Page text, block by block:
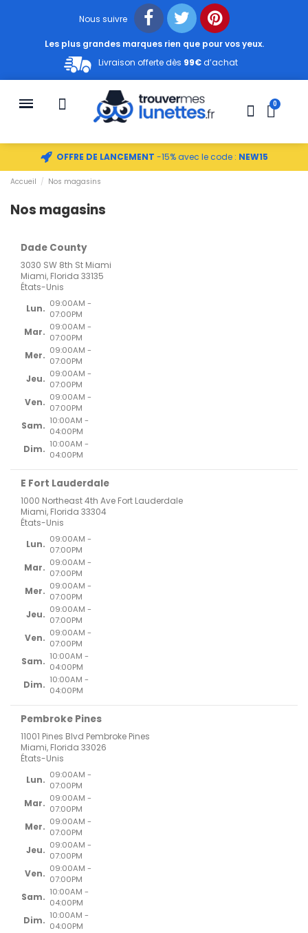
Nous suivre
Les plus grandes marques rien que pour vos yeux.
Livraison offerte dès 99€d’achat
OFFRE DE LANCEMENT -15% avec le code : NEW15
Accueil Nos magasins
Nos magasins
Dade County
3030 SW 8th St Miami
Miami, Florida 33135
États-Unis
Lun. 09:00AM -
07:00PM
Mar. 09:00AM -
07:00PM
Mer. 09:00AM -
07:00PM
Jeu. 09:00AM -
07:00PM
Ven. 09:00AM -
07:00PM
Sam. 10:00AM -
04:00PM
Dim. 10:00AM -
04:00PM
E Fort Lauderdale
1000 Northeast 4th Ave Fort Lauderdale
Miami, Florida 33304
États-Unis
Lun. 09:00AM -
07:00PM
Mar. 09:00AM -
07:00PM
Mer. 09:00AM -
07:00PM
Jeu. 09:00AM -
07:00PM
Ven. 09:00AM -
07:00PM
Sam. 10:00AM -
04:00PM
Dim. 10:00AM -
04:00PM
Pembroke Pines
11001 Pines Blvd Pembroke Pines
Miami, Florida 33026
États-Unis
Lun. 09:00AM -
07:00PM
Mar. 09:00AM -
07:00PM
Mer. 09:00AM -
07:00PM
Jeu. 09:00AM -
07:00PM
Ven. 09:00AM -
07:00PM
Sam. 10:00AM -
04:00PM
Dim. 10:00AM -
04:00PM